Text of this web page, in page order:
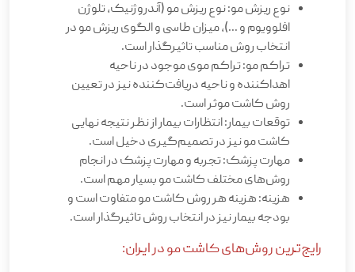
نوع ریزش مو: نوع ریزش مو (آندروژنیک، تلوژن
افلوویوم و ...)، میزان طاسی و الگوی ریزش مو در
انتخاب روش مناسب تاثیرگذار است.
تراکم مو: تراکم موی موجود در ناحیه
اهداکننده و ناحیه دریافت‌کننده نیز در تعیین
روش کاشت موثر است.
توقعات بیمار: انتظارات بیمار از نظر نتیجه نهایی
کاشت مو نیز در تصمیم‌گیری دخیل است.
مهارت پزشک: تجربه و مهارت پزشک در انجام
روش‌های مختلف کاشت مو بسیار مهم است.
هزینه: هزینه هر روش کاشت مو متفاوت است و
بودجه بیمار نیز در انتخاب روش تاثیرگذار است.
رایج‌ترین روش‌های کاشت مو در ایران: